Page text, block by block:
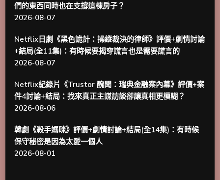
們的東西同時也在支撐這棟房子？
2026-08-07
Netflix日劇《黑色詭計：操縱裁決的律師》評價+劇情討論
+結局(全11集)：有時候要揭穿謊言也是需要謊言的
2026-08-07
Netflix紀錄片《Trustor 醜聞：瑞典金融案內幕》評價+案
件4討論+結局：找來真正主謀訪談卻讓真相更模糊？
2026-08-06
韓劇《殺手媽咪》評價+劇情討論+結局(全14集)：有時候
保守秘密是因為太愛一個人
2026-08-01